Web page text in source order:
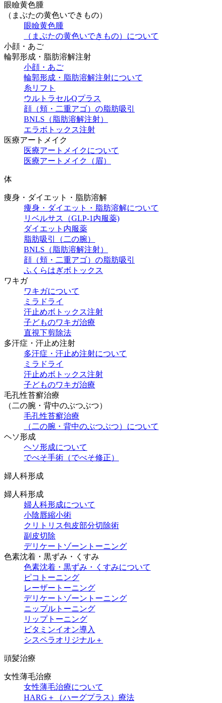
眼瞼黄色腫
（まぶたの黄色いできもの）
眼瞼黄色腫
（まぶたの黄色いできもの）について
小顔・あご
輪郭形成・脂肪溶解注射
小顔・あご
輪郭形成・脂肪溶解注射について
糸リフト
ウルトラセルQプラス
顔（頬・二重アゴ）の脂肪吸引
BNLS（脂肪溶解注射）
エラボトックス注射
医療アートメイク
医療アートメイクについて
医療アートメイク（眉）
体
痩身・ダイエット・脂肪溶解
痩身・ダイエット・脂肪溶解について
リベルサス（GLP-1内服薬)
ダイエット内服薬
脂肪吸引（二の腕）
BNLS（脂肪溶解注射）
顔（頬・二重アゴ）の脂肪吸引
ふくらはぎボトックス
ワキガ
ワキガについて
ミラドライ
汗止めボトックス注射
子どものワキガ治療
直視下剪除法
多汗症・汗止め注射
多汗症・汗止め注射について
ミラドライ
汗止めボトックス注射
子どものワキガ治療
⽑孔性苔癬治療
（⼆の腕・背中のぶつぶつ）
⽑孔性苔癬治療
（⼆の腕・背中のぶつぶつ）について
ヘソ形成
ヘソ形成について
でべそ手術（でべそ修正）
婦人科形成
婦人科形成
婦人科形成について
小陰唇縮小術
クリトリス包皮部分切除術
副皮切除
デリケートゾーントーニング
色素沈着・黒ずみ・くすみ
色素沈着・黒ずみ・くすみについて
ピコトーニング
レーザートーニング
デリケートゾーントーニング
ニップルトーニング
リップトーニング
ビタミンイオン導入
シスペラオリジナル＋
頭髪治療
女性薄毛治療
女性薄毛治療について
HARG＋（ハーグプラス）療法